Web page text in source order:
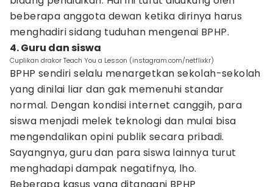
beberapa anggota dewan ketika dirinya harus
menghadiri sidang tuduhan mengenai BPHP.
4. Guru dan siswa
Cuplikan drakor Teach You a Lesson (instagram.com/netflixkr)
BPHP sendiri selalu menargetkan sekolah-sekolah
yang dinilai liar dan gak memenuhi standar
normal. Dengan kondisi internet canggih, para
siswa menjadi melek teknologi dan mulai bisa
mengendalikan opini publik secara pribadi.
Sayangnya, guru dan para siswa lainnya turut
menghadapi dampak negatifnya, lho.